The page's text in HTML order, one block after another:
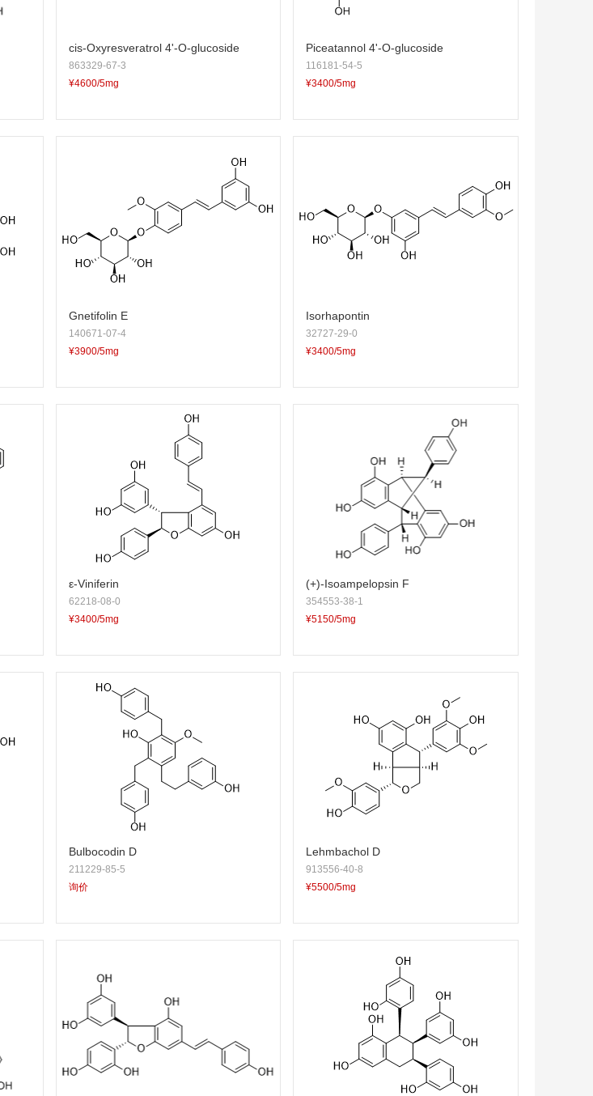
cis-Oxyresveratrol 4'-O-glucoside
863329-67-3
¥4600/5mg
Piceatannol 4'-O-glucoside
116181-54-5
¥3400/5mg
Gnetifolin E
140671-07-4
¥3900/5mg
Isorhapontin
32727-29-0
¥3400/5mg
ε-Viniferin
62218-08-0
¥3400/5mg
(+)-Isoampelopsin F
354553-38-1
¥5150/5mg
Bulbocodin D
211229-85-5
询价
Lehmbachol D
913556-40-8
¥5500/5mg